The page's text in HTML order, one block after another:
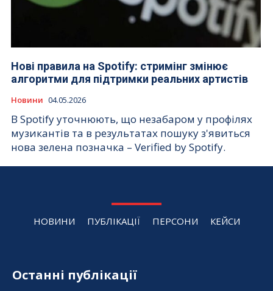
Нові правила на Spotify: стримінг змінює
алгоритми для підтримки реальних артистів
Новини 04.05.2026
В Spotify уточнюють, що незабаром у профілях
музикантів та в результатах пошуку з'явиться
нова зелена позначка – Verified by Spotify.
НОВИНИ ПУБЛІКАЦІЇ ПЕРСОНИ КЕЙСИ
Останні публікації